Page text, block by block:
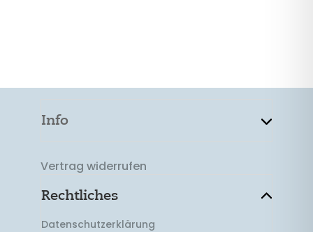
Info
Vertrag widerrufen
Rechtliches
Datenschutzerklärung